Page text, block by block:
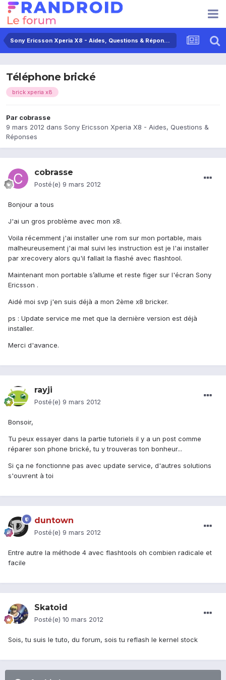
Sony Ericsson Xperia X8 - Aides, Questions & Réponses
Téléphone brické
brick xperia x8
Par cobrasse
9 mars 2012 dans Sony Ericsson Xperia X8 - Aides, Questions &
Réponses
cobrasse
Posté(e) 9 mars 2012
Bonjour a tous
J'ai un gros problème avec mon x8.
Voila récemment j'ai installer une rom sur mon portable, mais
malheureusement j'ai mal suivi les instruction est je l'ai installer
par xrecovery alors qu'il fallait la flashé avec flashtool.
Maintenant mon portable s’allume et reste figer sur l'écran Sony
Ericsson .
Aidé moi svp j'en suis déjà a mon 2ème x8 bricker.
ps : Update service me met que la dernière version est déjà
installer.
Merci d'avance.
rayji
Posté(e) 9 mars 2012
Bonsoir,
Tu peux essayer dans la partie tutoriels il y a un post comme
réparer son phone brické, tu y trouveras ton bonheur...
Si ça ne fonctionne pas avec update service, d'autres solutions
s'ouvrent à toi
duntown
Posté(e) 9 mars 2012
Entre autre la méthode 4 avec flashtools oh combien radicale et
facile
Skatoid
Posté(e) 10 mars 2012
Sois, tu suis le tuto, du forum, sois tu reflash le kernel stock